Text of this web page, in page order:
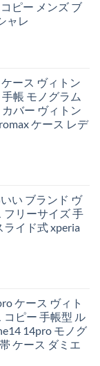
ピー メンズ ブ
ャレ
ース ヴィトン
帳 モノグラム
バー ヴィトン
ケース レデ
い ブランド ヴ
フリーサイズ 手
ライド式 xperia
ケース ヴィト
コピー 手帳型 ル
14pro モノグ
ケース ダミエ